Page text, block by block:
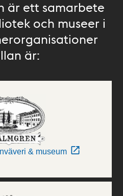
är ett samarbete
och museer i
är:
& museum